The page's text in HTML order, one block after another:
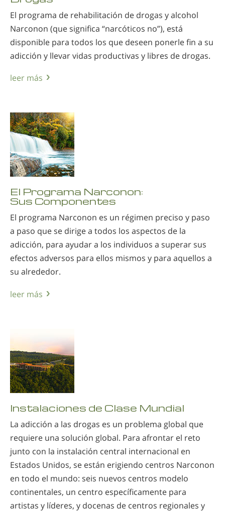
El programa de rehabilitación de drogas y alcohol
Narconon (que significa “narcóticos no”), está
disponible para todos los que deseen ponerle fin a su
adicción y llevar vidas productivas y libres de drogas.
leer más
El Programa Narconon:
Sus Componentes
El programa Narconon es un régimen preciso y paso
a paso que se dirige a todos los aspectos de la
adicción, para ayudar a los individuos a superar sus
efectos adversos para ellos mismos y para aquellos a
su alrededor.
leer más
Instalaciones de Clase Mundial
La adicción a las drogas es un problema global que
requiere una solución global. Para afrontar el reto
junto con la instalación central internacional en
Estados Unidos, se están erigiendo centros Narconon
en todo el mundo: seis nuevos centros modelo
continentales, un centro específicamente para
artistas y líderes, y docenas de centros regionales y